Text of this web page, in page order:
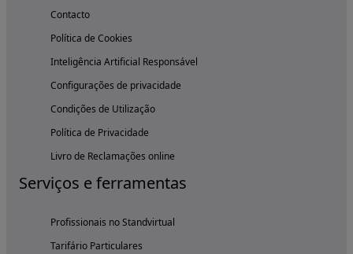
Contacto
Política de Cookies
Inteligência Artificial Responsável
Configurações de privacidade
Condições de Utilização
Política de Privacidade
Livro de Reclamações online
Serviços e ferramentas
Profissionais no Standvirtual
Tarifário Particulares